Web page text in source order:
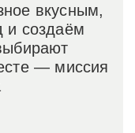
вкусным,
и создаём
— миссия